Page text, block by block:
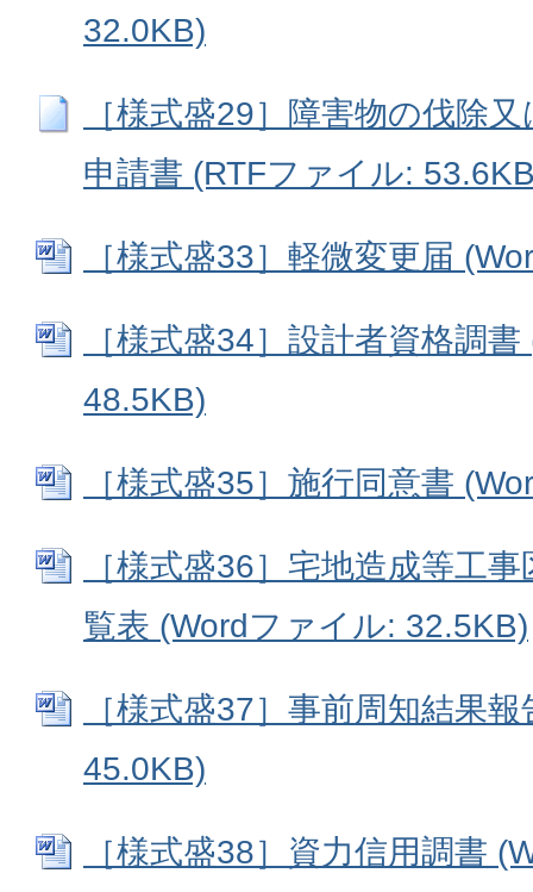
32.0KB)
［様式盛29］障害物の伐除
申請書 (RTFファイル:
［様式盛33］軽微変更届
［様式盛34］設計者資格調
48.5KB)
［様式盛35］施行同意書
［様式盛36］宅地造成等工
覧表 (Wordファイル: 32.5KB)
［様式盛37］事前周知結果
45.0KB)
［様式盛38］資力信用調書